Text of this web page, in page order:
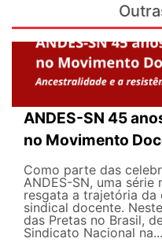
ANDES-SN 45
no Movimento
Como parte das
ANDES-SN, uma
resgata a trajetória
sindical docente.
das Pretas no Brasil,
Sindicato Nacional na...